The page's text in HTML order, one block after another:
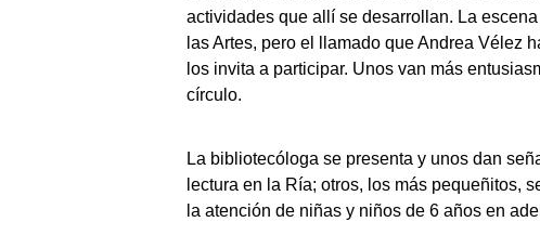
actividades que allí se desarrollan. La
las Artes, pero el llamado que Andrea Vélez
los invita a participar. Unos van más
círculo.
La bibliotecóloga se presenta y unos dan
lectura en la Ría; otros, los más pequeñitos,
la atención de niñas y niños de 6 años en